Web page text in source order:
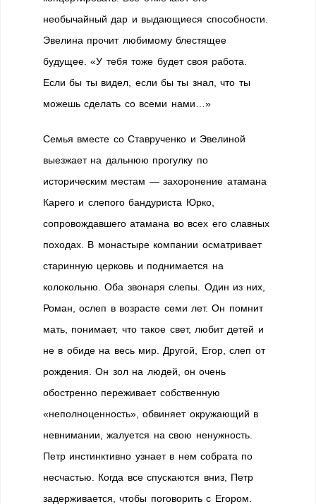
необычайный дар и выдающиеся способности.
Эвелина прочит любимому блестящее
будущее. «У тебя тоже будет своя работа.
Если бы ты видел, если бы ты знал, что ты
можешь сделать со всеми нами…»
Семья вместе со Ставрученко и Эвелиной
выезжает на дальнюю прогулку по
историческим местам — захоронение атамана
Карего и слепого бандуриста Юрко,
сопровождавшего атамана во всех его славных
походах. В монастыре компании осматривает
старинную церковь и поднимается на
колокольню. Оба звонаря слепы. Один из них,
Роман, ослеп в возрасте семи лет. Он помнит
мать, понимает, что такое свет, любит детей и
не в обиде на весь мир. Другой, Егор, слеп от
рождения. Он зол на людей, он очень
обостренно переживает собственную
«неполноценность», обвиняет окружающий в
невнимании, жалуется на свою ненужность.
Петр инстинктивно узнает в нем собрата по
несчастью. Когда все спускаются вниз, Петр
задерживается, чтобы поговорить с Егором.